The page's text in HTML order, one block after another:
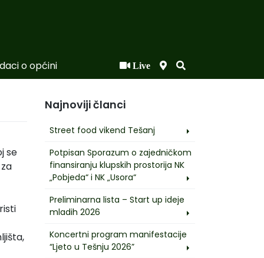
o općini Live
Najnoviji članci
Street food vikend Tešanj
Potpisan Sporazum o zajedničkom
finansiranju klupskih prostorija NK
„Pobjeda“ i NK „Usora“
Preliminarna lista – Start up ideje
mladih 2026
Koncertni program manifestacije
“Ljeto u Tešnju 2026”
se